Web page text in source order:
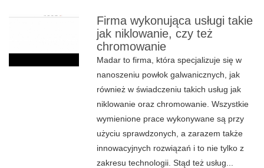
Firma wykonująca usługi takie
jak niklowanie, czy też
chromowanie
Madar to firma, która specjalizuje się w
nanoszeniu powłok galwanicznych, jak
również w świadczeniu takich usług jak
niklowanie oraz chromowanie. Wszystkie
wymienione prace wykonywane są przy
użyciu sprawdzonych, a zarazem także
innowacyjnych rozwiązań i to nie tylko z
zakresu technologii. Stąd też usług...